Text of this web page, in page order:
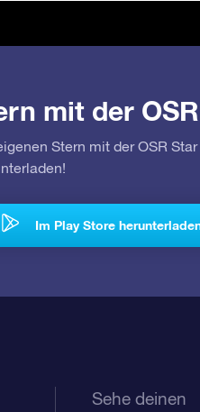
mit der
Stern mit der OSR
Im Play Store
Sehe deinen